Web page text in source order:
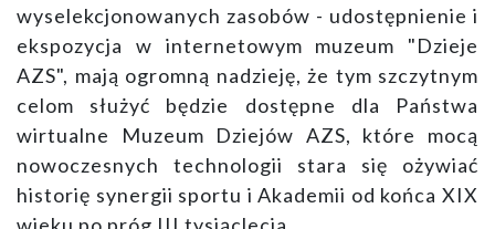
wyselekcjonowanych zasobów - udostępnienie i
ekspozycja w internetowym muzeum "Dzieje
AZS", mają ogromną nadzieję, że tym szczytnym
celom służyć będzie dostępne dla Państwa
wirtualne Muzeum Dziejów AZS, które mocą
nowoczesnych technologii stara się ożywiać
historię synergii sportu i Akademii od końca XIX